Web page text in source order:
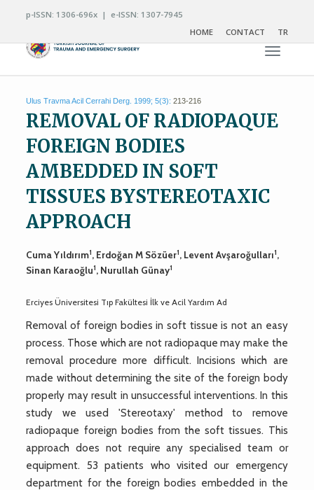
p-ISSN: 1306-696x | e-ISSN: 1307-7945
HOME
CONTACT TR
Toggle
Ulus Travma Acil Cerrahi Derg. 1999; 5(3): 213-216
REMOVAL OF RADIOPAQUE
FOREIGN BODIES
AMBEDDED IN SOFT
TISSUES BYSTEREOTAXIC
APPROACH
Cuma Yıldırım1, Erdoğan M Sözüer1, Levent Avşaroğulları1,
Sinan Karaoğlu1, Nurullah Günay1
Erciyes Üniversitesi Tıp Fakültesi İlk ve Acil Yardım Ad
Removal of foreign bodies in soft tissue is not an easy
process. Those which are not radiopaque may make the
removal procedure more difficult. Incisions which are
made without determining the site of the foreign body
properly may result in unsuccessful interventions. In this
study we used 'Stereotaxy' method to remove
radiopaque foreign bodies from the soft tissues. This
approach does not require any specialised team or
equipment. 53 patients who visited our emergency
department for the foreign bodies embedded in the